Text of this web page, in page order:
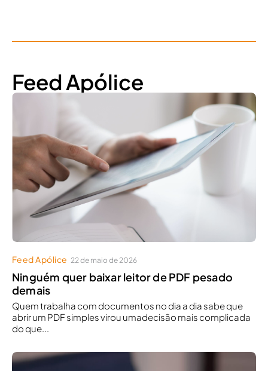
Feed Apólice
Feed Apólice 22 de maio de 2026
Ninguém quer baixar leitor de PDF pesado
demais
Quem trabalha com documentos no dia a dia sabe que
abrir um PDF simples virou umadecisão mais complicada
do que...